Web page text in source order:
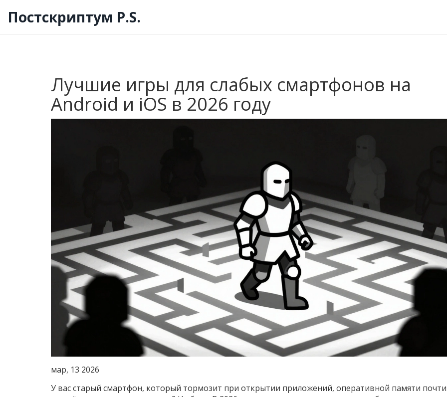
Постскриптум P.S.
Лучшие игры для слабых смартфонов на
Android и iOS в 2026 году
мар, 13 2026
У вас старый смартфон, который тормозит при открытии приложений, оперативной памяти почти